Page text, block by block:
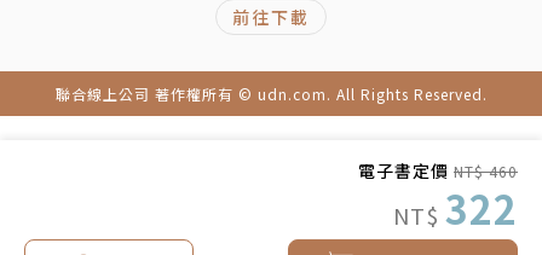
電子書定價 NT$ 460
NT$ 322
臺北市立聯合醫院林森中醫昆明院區院長
中國醫藥大學中西醫結合研究所碩士
中、西醫師、內科專科醫師、中西整合專科醫師、安寧
前往下載
聯合線上公司 著作權所有 © udn.com. All Rights Reserved.